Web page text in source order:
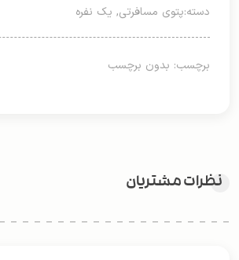
دسته:پتوی مسافرتی, یک نفره
برچسب: بدون برچسب
نظرات مشتریان